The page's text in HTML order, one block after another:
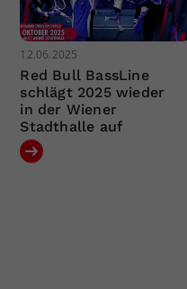
12.06.2025
Red Bull BassLine
schlägt 2025 wieder
in der Wiener
Stadthalle auf